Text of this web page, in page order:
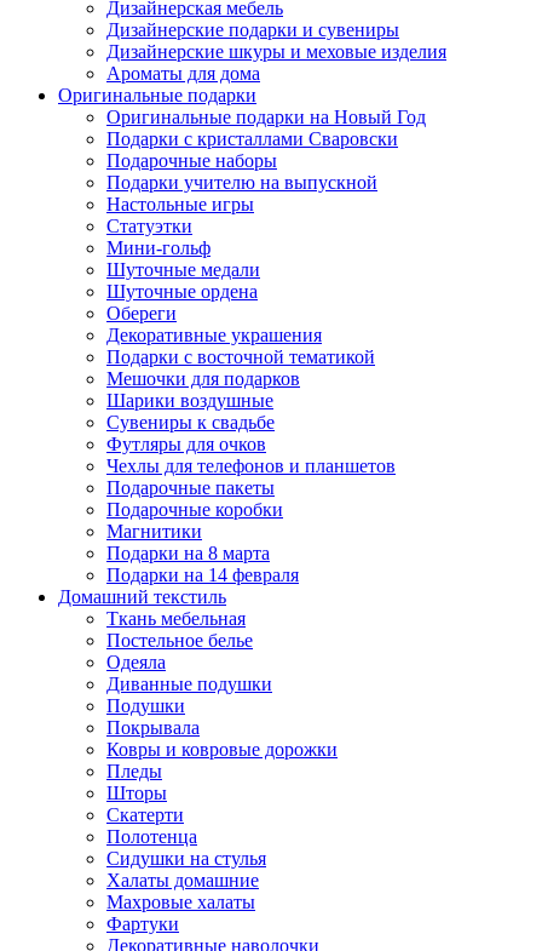
Дизайнерская мебель
Дизайнерские подарки и сувениры
Дизайнерские шкуры и меховые изделия
Ароматы для дома
Оригинальные подарки
Оригинальные подарки на Новый Год
Подарки с кристаллами Сваровски
Подарочные наборы
Подарки учителю на выпускной
Настольные игры
Статуэтки
Мини-гольф
Шуточные медали
Шуточные ордена
Обереги
Декоративные украшения
Подарки с восточной тематикой
Мешочки для подарков
Шарики воздушные
Сувениры к свадьбе
Футляры для очков
Чехлы для телефонов и планшетов
Подарочные пакеты
Подарочные коробки
Магнитики
Подарки на 8 марта
Подарки на 14 февраля
Домашний текстиль
Ткань мебельная
Постельное белье
Одеяла
Диванные подушки
Подушки
Покрывала
Ковры и ковровые дорожки
Пледы
Шторы
Скатерти
Полотенца
Сидушки на стулья
Халаты домашние
Махровые халаты
Фартуки
Декоративные наволочки